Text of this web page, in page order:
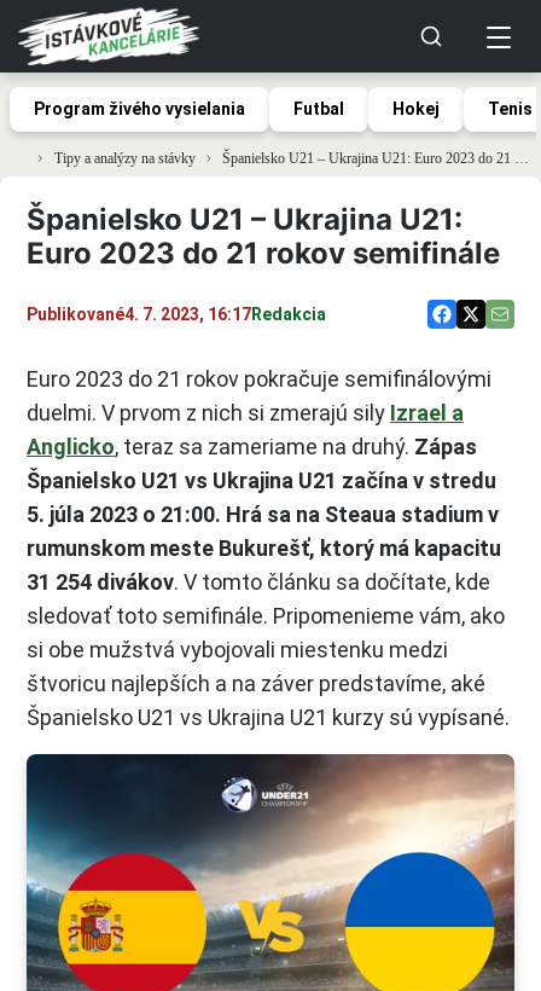
Program živého vysielania Futbal Hokej Tenis
Tipy a analýzy na stávky Španielsko U21 – Ukrajina U21: Euro 2023 do 21 rokov semifinále
Španielsko U21 – Ukrajina U21:
Euro 2023 do 21 rokov semifinále
Publikované4. 7. 2023, 16:17Redakcia
Euro 2023 do 21 rokov pokračuje semifinálovými
duelmi. V prvom z nich si zmerajú sily Izrael a
Anglicko, teraz sa zameriame na druhý. Zápas
Španielsko U21 vs Ukrajina U21 začína v stredu
5. júla 2023 o 21:00. Hrá sa na Steaua stadium v
rumunskom meste Bukurešť, ktorý má kapacitu
31 254 divákov. V tomto článku sa dočítate, kde
sledovať toto semifinále. Pripomenieme vám, ako
si obe mužstvá vybojovali miestenku medzi
štvoricu najlepších a na záver predstavíme, aké
Španielsko U21 vs Ukrajina U21 kurzy sú vypísané.